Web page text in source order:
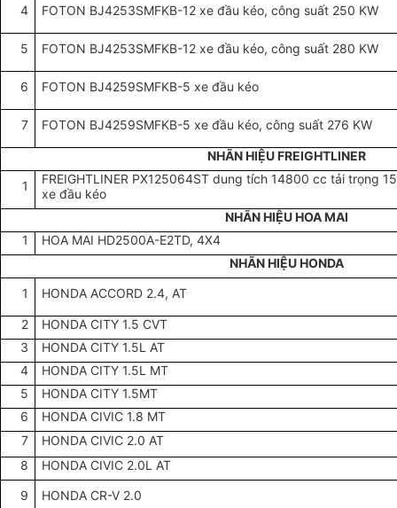
4 FOTON BJ4253SMFKB-12 xe đầu kéo, công suất 250 KW
5 FOTON BJ4253SMFKB-12 xe đầu kéo, công suất 280 KW
6 FOTON BJ4259SMFKB-5 xe đầu kéo
7 FOTON BJ4259SMFKB-5 xe đầu kéo, công suất 276 KW
NHÃN HIỆU FREIGHTLINER
1
FREIGHTLINER PX125064ST dung tích 14800 cc tải trọng
xe đầu kéo
NHÃN HIỆU HOA MAI
1
HOA MAI HD2500A-E2TD, 4X4
NHÃN HIỆU HONDA
1
HONDA ACCORD 2.4, AT
2
HONDA CITY 1.5 CVT
3
HONDA CITY 1.5L AT
4
HONDA CITY 1.5L MT
5
HONDA CITY 1.5MT
6
HONDA CIVIC 1.8 MT
7
HONDA CIVIC 2.0 AT
8
HONDA CIVIC 2.0L AT
9
HONDA CR-V 2.0